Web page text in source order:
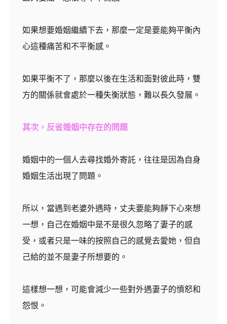
如果想要婚姻繼續下去，那麼一定是要能夠平衡內
心這種痛苦和不平衡感。
如果平衡不了，那麼以後在生活和面對彼此時，雙
方的關係就會處於一種失衡狀態，難以長久發展。
其次，反省婚姻中存在的問題
婚姻中的一個人去尋找婚外寄託，往往是因為自身
婚姻生活出現了問題。
所以，當遇到老婆外遇時，丈夫要能夠靜下心來想
一想，自己在婚姻中是不是很久忽略了妻子的感
受，或者只是一味的按照自己的感覺去愛她，但自
己給的並不是妻子所想要的。
這樣想一想，可能會減少一些對外遇妻子的憤怒和
怨恨。